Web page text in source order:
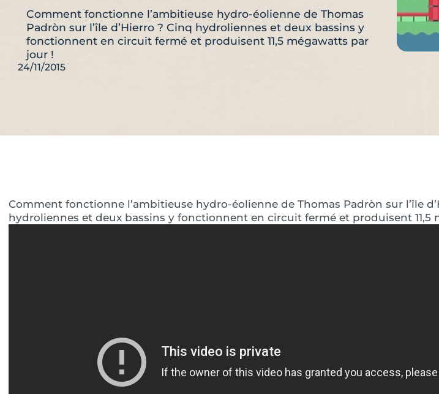
Comment fonctionne l’ambitieuse hydro-éolienne de Thomas
Padròn sur l’île d’Hierro ? Cinq hydroliennes et deux bassins y
fonctionnent en circuit fermé et produisent 11,5 mégawatts par
jour !
24/11/2015
Comment fonctionne l’ambitieuse hydro-éolienne de Thomas Padròn sur l’île
hydroliennes et deux bassins y fonctionnent en circuit fermé et produisent 11,5